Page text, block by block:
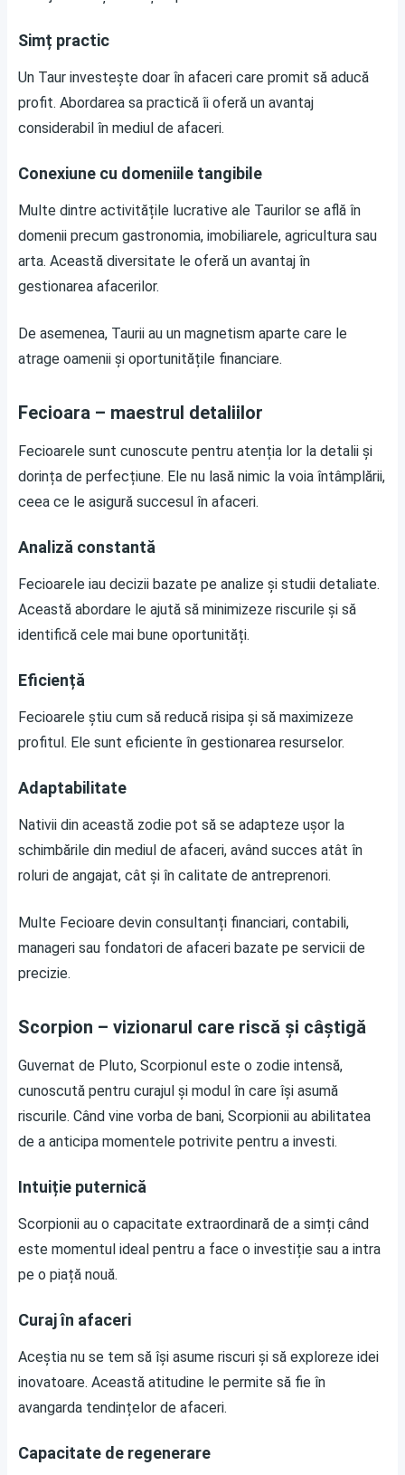
Simț practic
Un Taur investește doar în afaceri care promit să aducă
profit. Abordarea sa practică îi oferă un avantaj
considerabil în mediul de afaceri.
Conexiune cu domeniile tangibile
Multe dintre activitățile lucrative ale Taurilor se află în
domenii precum gastronomia, imobiliarele, agricultura sau
arta. Această diversitate le oferă un avantaj în
gestionarea afacerilor.
De asemenea, Taurii au un magnetism aparte care le
atrage oamenii și oportunitățile financiare.
Fecioara – maestrul detaliilor
Fecioarele sunt cunoscute pentru atenția lor la detalii și
dorința de perfecțiune. Ele nu lasă nimic la voia întâmplării,
ceea ce le asigură succesul în afaceri.
Analiză constantă
Fecioarele iau decizii bazate pe analize și studii detaliate.
Această abordare le ajută să minimizeze riscurile și să
identifică cele mai bune oportunități.
Eficiență
Fecioarele știu cum să reducă risipa și să maximizeze
profitul. Ele sunt eficiente în gestionarea resurselor.
Adaptabilitate
Nativii din această zodie pot să se adapteze ușor la
schimbările din mediul de afaceri, având succes atât în
roluri de angajat, cât și în calitate de antreprenori.
Multe Fecioare devin consultanți financiari, contabili,
manageri sau fondatori de afaceri bazate pe servicii de
precizie.
Scorpion – vizionarul care riscă și câștigă
Guvernat de Pluto, Scorpionul este o zodie intensă,
cunoscută pentru curajul și modul în care își asumă
riscurile. Când vine vorba de bani, Scorpionii au abilitatea
de a anticipa momentele potrivite pentru a investi.
Intuiție puternică
Scorpionii au o capacitate extraordinară de a simți când
este momentul ideal pentru a face o investiție sau a intra
pe o piață nouă.
Curaj în afaceri
Aceștia nu se tem să își asume riscuri și să exploreze idei
inovatoare. Această atitudine le permite să fie în
avangarda tendințelor de afaceri.
Capacitate de regenerare